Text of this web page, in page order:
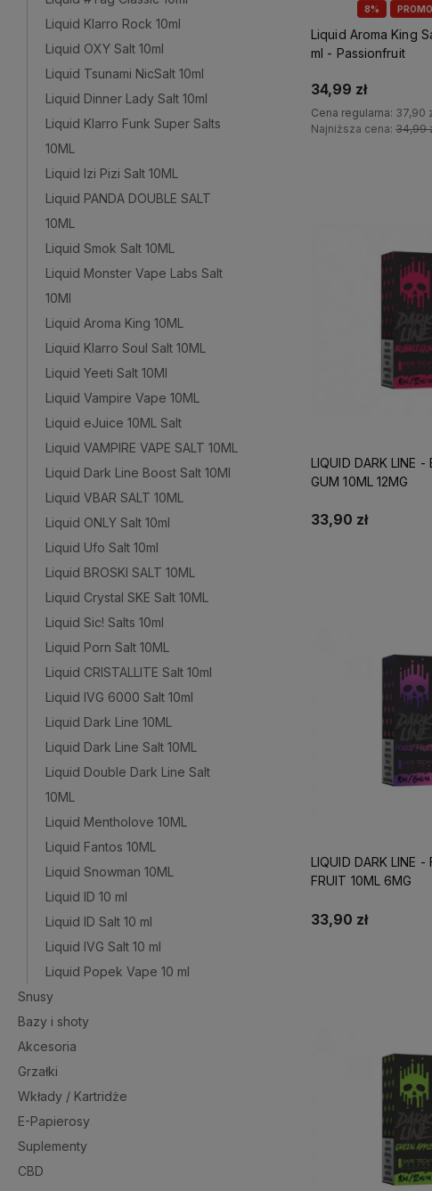
Liquid Klarro Rock 10ml
Liquid OXY Salt 10ml
Liquid Tsunami NicSalt 10ml
Liquid Dinner Lady Salt 10ml
Liquid Klarro Funk Super Salts
10ML
Liquid Izi Pizi Salt 10ML
Liquid PANDA DOUBLE SALT
10ML
Liquid Smok Salt 10ML
Liquid Monster Vape Labs Salt
10Ml
Liquid Aroma King 10ML
Liquid Klarro Soul Salt 10ML
Liquid Yeeti Salt 10Ml
Liquid Vampire Vape 10ML
Liquid eJuice 10ML Salt
Liquid VAMPIRE VAPE SALT 10ML
Liquid Dark Line Boost Salt 10Ml
Liquid VBAR SALT 10ML
Liquid ONLY Salt 10ml
Liquid Ufo Salt 10ml
Liquid BROSKI SALT 10ML
Liquid Crystal SKE Salt 10ML
Liquid Sic! Salts 10ml
Liquid Porn Salt 10ML
Liquid CRISTALLITE Salt 10ml
Liquid IVG 6000 Salt 10ml
Liquid Dark Line 10ML
Liquid Dark Line Salt 10ML
Liquid Double Dark Line Salt
10ML
Liquid Mentholove 10ML
Liquid Fantos 10ML
Liquid Snowman 10ML
Liquid ID 10 ml
Liquid ID Salt 10 ml
Liquid IVG Salt 10 ml
Liquid Popek Vape 10 ml
Snusy
Bazy i shoty
Akcesoria
Grzałki
Wkłady / Kartridże
E-Papierosy
Suplementy
CBD
8%
Liquid Aroma King
ml - Passionfruit
34,99 zł
Cena regularna: 37,90
Najniższa cena: 34,99
LIQUID DARK LINE -
GUM 10ML 12MG
33,90 zł
LIQUID DARK LINE -
FRUIT 10ML 6MG
33,90 zł